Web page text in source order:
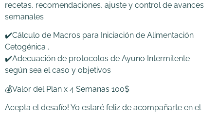
recetas, recomendaciones, ajuste y control de avances
semanales
✔️Cálculo de Macros para Iniciación de Alimentación
Cetogénica .
✔️Adecuación de protocolos de Ayuno Intermitente
según sea el caso y objetivos
💰Valor del Plan x 4 Semanas 100$
Acepta el desafío! Yo estaré feliz de acompañarte en el